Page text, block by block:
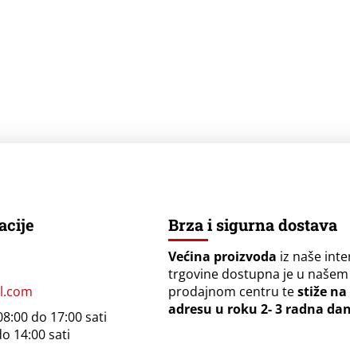
do 17:00 sati
14:00 sati
Brza i sigurna dostava
Većina proizvoda iz naše
trgovine dostupna je u našem
prodajnom centru testiže na
adresu u roku 2- 3 radna